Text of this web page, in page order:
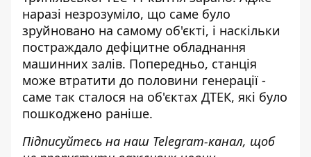
наразі незрозуміло, що саме було
зруйновано на самому об'єкті, і наскільки
постраждало дефіцитне обладнання
машинних залів. Попередньо, станція
може втратити до половини генерації -
саме так сталося на об'єктах ДТЕК, які було
пошкоджено раніше.
Підписуйтесь на наш Telegram-канал, щоб